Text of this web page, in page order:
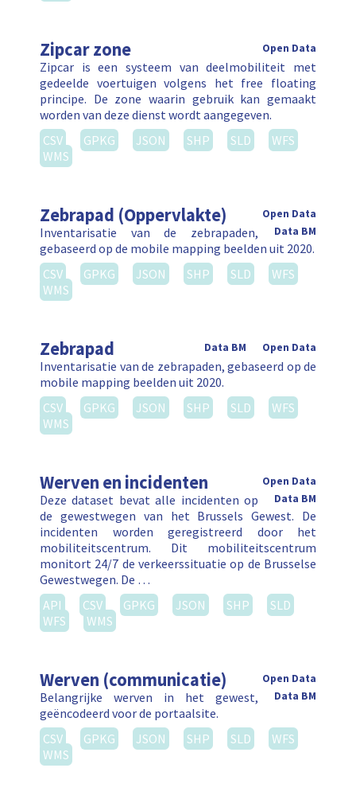
Zipcar zone Open Data
Zipcar is een systeem van deelmobiliteit met
gedeelde voertuigen volgens het free floating
principe. De zone waarin gebruik kan gemaakt
worden van deze dienst wordt aangegeven.
CSV
GPKG JSON SHP SLD
WFS
WMS
Zebrapad (Oppervlakte)
Open Data
Data BM
Inventarisatie van de zebrapaden,
gebaseerd op de mobile mapping beelden uit 2020.
CSV
GPKG JSON SHP SLD
WFS
WMS
Zebrapad Open Data
Data BM
Inventarisatie van de zebrapaden, gebaseerd op de
mobile mapping beelden uit 2020.
CSV
GPKG JSON SHP SLD
WFS
WMS
Werven en incidenten
Open Data
Data BM
Deze dataset bevat alle incidenten op
de gewestwegen van het Brussels Gewest. De
incidenten worden geregistreerd door het
mobiliteitscentrum. Dit mobiliteitscentrum
monitort 24/7 de verkeerssituatie op de Brusselse
Gewestwegen. De …
API
CSV GPKG JSON SHP
SLD
WFS
WMS
Werven (communicatie)
Open Data
Data BM
Belangrijke werven in het gewest,
geëncodeerd voor de portaalsite.
CSV
GPKG JSON SHP SLD
WFS
WMS